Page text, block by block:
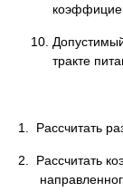
10.
тракте
1. Рассчитать
2. Рассчитать